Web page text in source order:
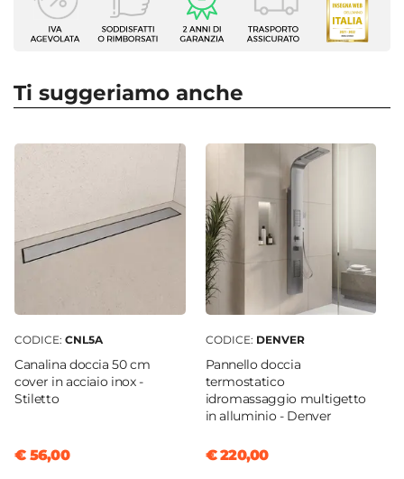
Serie
Young
Apertura
Sì - (160 x 70 cm)
Regolabile
68 cm|70 cm
Estensibile
Tramite profilo "Young" - € 33
Larghezza Massima
Ti suggeriamo anche
CODICE: CNL5A
Canalina doccia 50 cm
cover in acciaio inox -
Stiletto
€ 56,00
CODICE: DENVER
Pannello doccia
termostatico
idromassaggio multigetto
in alluminio - Denver
€ 220,00